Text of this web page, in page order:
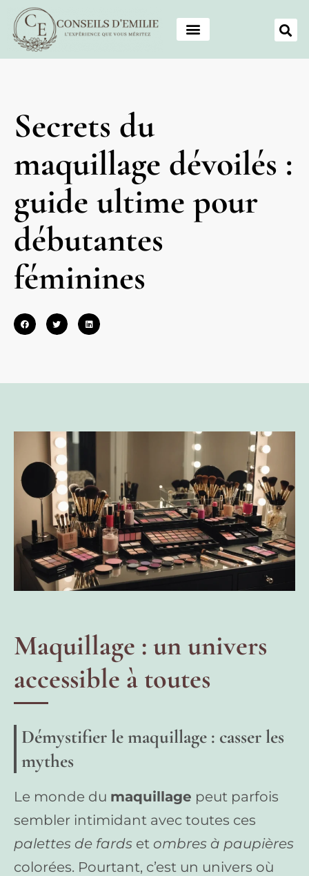
Secrets du
maquillage dévoilés :
guide ultime pour
débutantes
féminines
Maquillage : un univers
accessible à toutes
Démystifier le maquillage : casser les
mythes
Le monde du maquillage peut parfois
sembler intimidant avec toutes ces
palettes de fards et ombres à paupières
colorées. Pourtant, c’est un univers où